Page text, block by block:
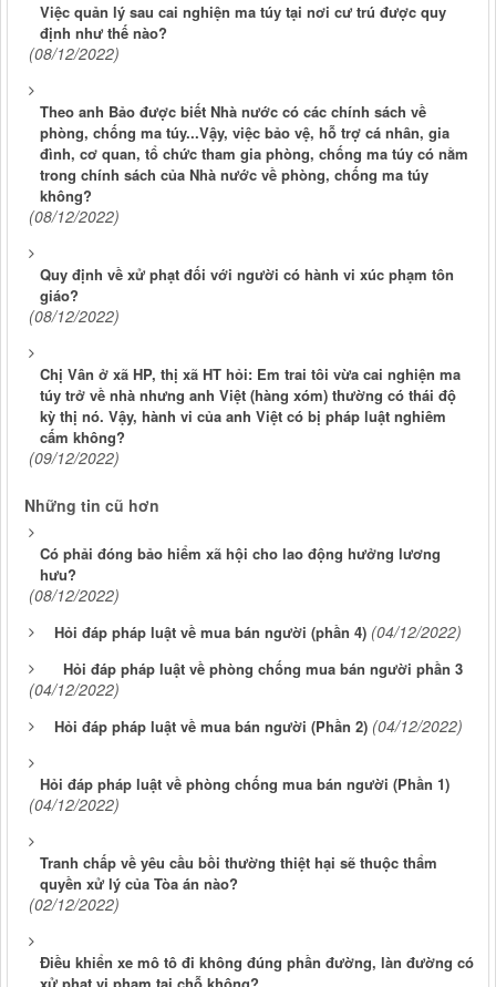
Việc quản lý sau cai nghiện ma túy tại nơi cư trú được quy
định như thế nào?
(08/12/2022)
Theo anh Bảo được biết Nhà nước có các chính sách về
phòng, chống ma túy...Vậy, việc bảo vệ, hỗ trợ cá nhân, gia
đình, cơ quan, tổ chức tham gia phòng, chống ma túy có nằm
trong chính sách của Nhà nước về phòng, chống ma túy
không?
(08/12/2022)
Quy định về xử phạt đối với người có hành vi xúc phạm tôn
giáo?
(08/12/2022)
Chị Vân ở xã HP, thị xã HT hỏi: Em trai tôi vừa cai nghiện ma
túy trở về nhà nhưng anh Việt (hàng xóm) thường có thái độ
kỳ thị nó. Vậy, hành vi của anh Việt có bị pháp luật nghiêm
cấm không?
(09/12/2022)
Những tin cũ hơn
Có phải đóng bảo hiểm xã hội cho lao động hưởng lương
hưu?
(08/12/2022)
Hỏi đáp pháp luật về mua bán người (phần 4) (04/12/2022)
Hỏi đáp pháp luật về phòng chống mua bán người phần 3
(04/12/2022)
Hỏi đáp pháp luật về mua bán người (Phần 2) (04/12/2022)
Hỏi đáp pháp luật về phòng chống mua bán người (Phần 1)
(04/12/2022)
Tranh chấp về yêu cầu bồi thường thiệt hại sẽ thuộc thẩm
quyền xử lý của Tòa án nào?
(02/12/2022)
Điều khiển xe mô tô đi không đúng phần đường, làn đường có